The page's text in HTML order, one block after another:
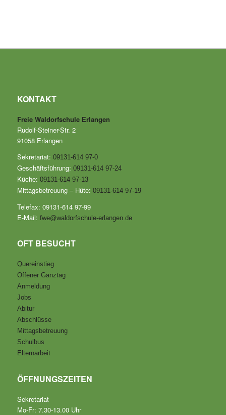
KONTAKT
Freie Waldorfschule Erlangen
Rudolf-Steiner-Str. 2
91058 Erlangen
Sekretariat: 09131-614 97-0
Geschäftsführung: 09131-614 97-24
Küche: 09131-614 97-13
Mittagsbetreuung – Hüte: 09131-614 97-19
Telefax: 09131-614 97-99
E-Mail: fwe@waldorfschule-erlangen.de
OFT BESUCHT
Quereinstieg
Offener Ganztag
Anmeldung
Jobs
Abitur
Abschlüsse
Mittagsbetreuung
Schulbus
Elternarbeit
ÖFFNUNGSZEITEN
Sekretariat
Mo-Fr: 7.30-13.00 Uhr